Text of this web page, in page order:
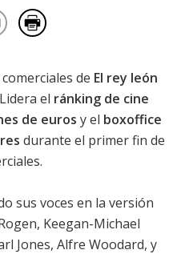
de El rey león
el ránking de cine
de euros y el boxoffice
durante el primer fin de
sus voces en la versión
, Keegan-Michael
Jones, Alfre Woodard, y